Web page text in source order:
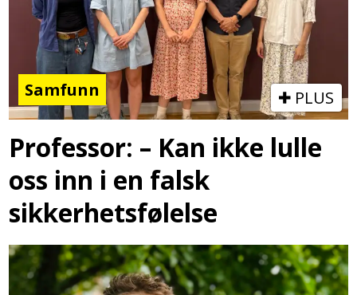
Samfunn PLUS
Professor: – Kan ikke lulle
oss inn i en falsk
sikkerhetsfølelse